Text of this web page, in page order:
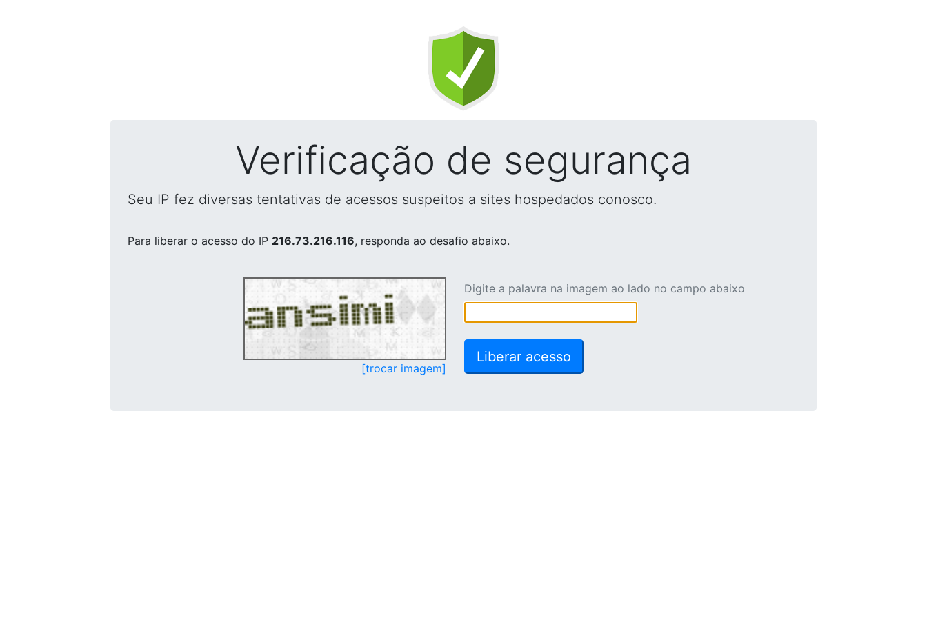
Verificação de segurança
Seu IP fez diversas tentativas de acessos suspeitos a sites hospedados conosco.
Para liberar o acesso do IP 216.73.216.116, responda ao desafio abaixo.
[trocar imagem]
Digite a palavra na imagem ao lado no campo abaixo